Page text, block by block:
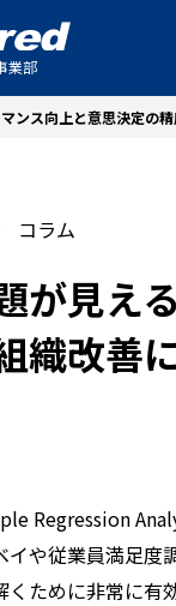
業部
ンス向上と意思決定の
コラム
が見え
織改善
Regression
や従業員満足度
くために非常に有